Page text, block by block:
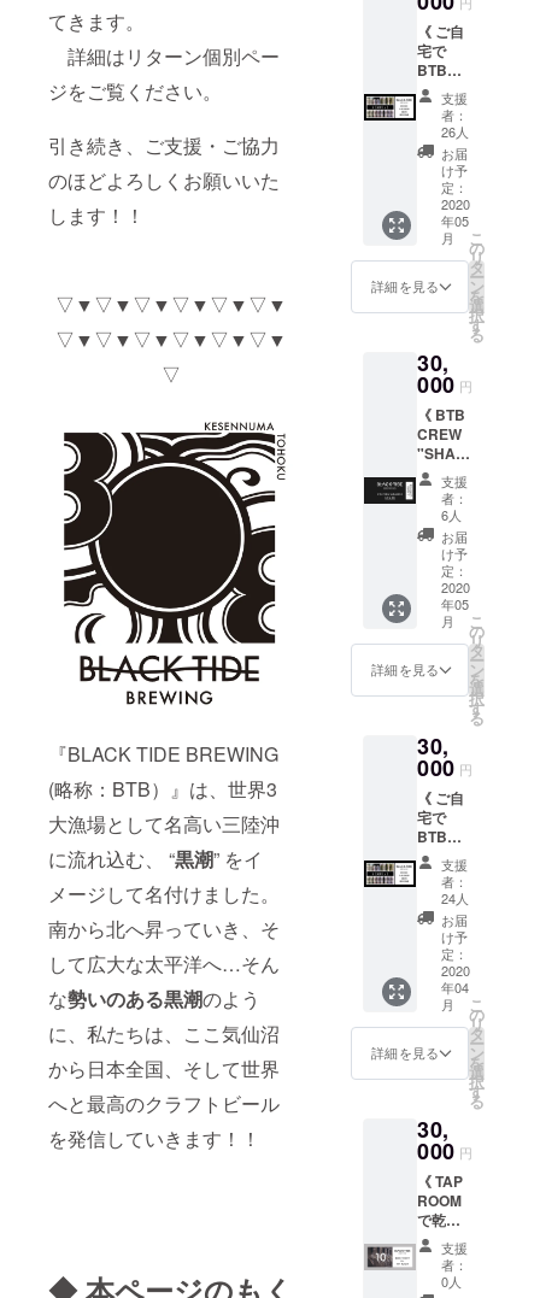
てきます。
詳細はリターン個別ペー
ジをご覧ください。
引き続き、ご支援・ご協力
のほどよろしくお願いいた
します！！
▽▼▽▼▽▼▽▼▽▼▽▼
▽▼▽▼▽▼▽▼▽▼▽▼
▽
『BLACK TIDE BREWING
(略称：BTB）』は、世界3
大漁場として名高い三陸沖
に流れ込む、 “黒潮” をイ
メージして名付けました。
南から北へ昇っていき、そ
して広大な太平洋へ…そん
な勢いのある黒潮のよう
に、私たちは、ここ気仙沼
から日本全国、そして世界
へと最高のクラフトビール
を発信していきます！！
◆ 本ページのもく
グラス
x １個
・オリ
ジナルT
シャツ
（非売
品）x 1
枚 ・オ
リジナ
ルコー
スター
x 2枚 ・
ロゴス
テッ
カー x 1
チケッ
トは、
お披露
目会・
BTB
TAP
ROOM
にて使
用可能
です。
※BTB
TAP
ROOM
での使
用に限
り期限
なし お
ついて
◆ 日
2020年
5月頃を
予定 ◆
場所：
都市圏
（仙
台、東
京、名
古屋、
京都を
予定）
のビア
（別途
お知ら
す。）
※イベン
ト会場
への交
通費や
滞在費
は自己
負担で
お願い
《 ご自
宅で
BTBの
ビール
で乾杯
コース
》 ・缶
ビール
x ６缶
２回送
（夏、
冬：計
２回）
・ロゴ
入りオ
ルグラ
ス x １
個 ・オ
リジナ
ルコー
スター
x 2枚 ・
ロゴス
テッ
カー x 1
枚 ・オ
リジナ
ルTシャ
ツ （非
売品）x
1枚 出
来立て
セット
をクー
ル便で
お送り
しま
す！！
※Tシャ
ツ、グ
ラスは
2020年
春頃発
送予定
※缶ビー
ル第１
段：
2020年
夏頃発
※缶ビー
段：
2020年
送予定
※Tシャ
ツは非
売品の
グリー
ンロゴ
支援
者：
26人
お届
け予
定：
2020
年05
月
詳細を見る
こ
の
リ
タ
ー
ン
を
選
択
す
る
30,
000 円
《 BTB
CREW
"SHAR
K" ３年
継続加
入コー
ス 》 ・
SHARK
会員証
(2023年
3月末ま
で有効)
（ BTB
TAP
ROOM
でのお
10% off
） ・オ
リジナ
ルTシャ
ツ（非
売品）x
1枚 ・
オリジ
ナル
パー
カー x 1
（パー
プル or
チャ
コー
ル） ・
グラス
x 1個 ・
オリジ
ナル
コース
ター x 2
枚 ・ロ
ゴス
テッ
支援
者：
6人
お届
け予
定：
2020
年05
月
詳細を見る
こ
の
リ
タ
ー
ン
を
選
択
す
る
30,
000 円
《 ご自
宅で
BTBの
ビール
で乾杯
コース
》 ・缶
ビール
x ６
缶 ３
回送付
（夏、
秋、
冬：計
３回）
・ロゴ
リジナ
ルグラ
ス x １
個 ・オ
リジナ
ルコー
スター
x 2枚 ・
ロゴス
支援
者：
24人
お届
け予
定：
2020
年04
月
詳細を見る
こ
の
リ
タ
ー
ン
を
選
択
す
る
30,
000 円
《 TAP
ROOM
で乾杯
コース
》 ・オ
リジナ
支援
者：
0人